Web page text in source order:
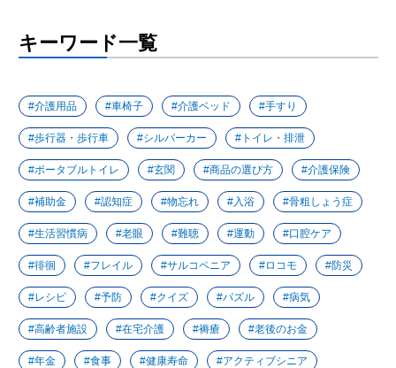
キーワード一覧
介護用品 車椅子 介護ベッド 手すり
歩行器・歩行車 シルバーカー トイレ・排泄
ポータブルトイレ 玄関 商品の選び方 介護保険
補助金 認知症 物忘れ 入浴 骨粗しょう症
生活習慣病 老眼 難聴 運動 口腔ケア
徘徊 フレイル サルコペニア ロコモ 防災
レシピ 予防 クイズ パズル 病気
高齢者施設 在宅介護 褥瘡 老後のお金
年金 食事 健康寿命 アクティブシニア